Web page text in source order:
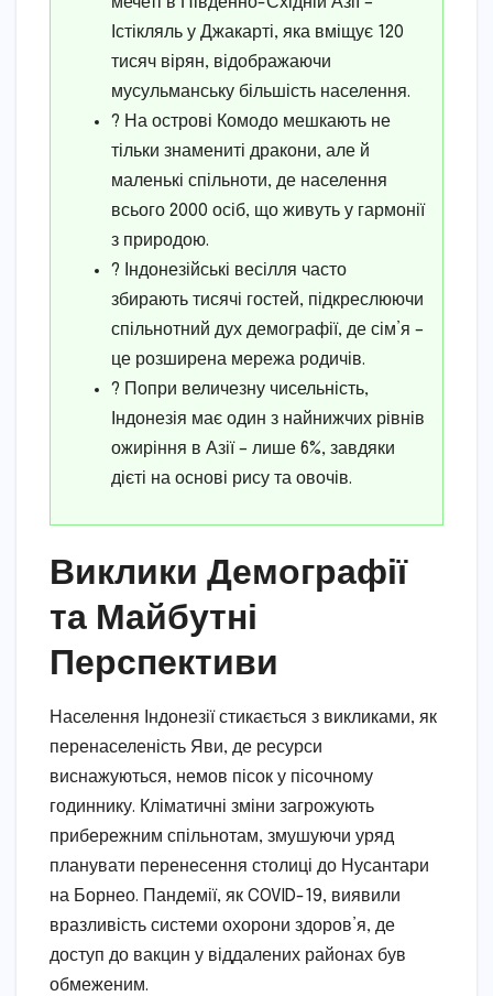
Істікляль у Джакарті, яка вміщує 120
тисяч вірян, відображаючи
мусульманську більшість населення.
? На острові Комодо мешкають не
тільки знамениті дракони, але й
маленькі спільноти, де населення
всього 2000 осіб, що живуть у гармонії
з природою.
? Індонезійські весілля часто
збирають тисячі гостей, підкреслюючи
спільнотний дух демографії, де сім’я –
це розширена мережа родичів.
? Попри величезну чисельність,
Індонезія має один з найнижчих рівнів
ожиріння в Азії – лише 6%, завдяки
дієті на основі рису та овочів.
Виклики Демографії
та Майбутні
Перспективи
Населення Індонезії стикається з викликами, як
перенаселеність Яви, де ресурси
виснажуються, немов пісок у пісочному
годиннику. Кліматичні зміни загрожують
прибережним спільнотам, змушуючи уряд
планувати перенесення столиці до Нусантари
на Борнео. Пандемії, як COVID-19, виявили
вразливість системи охорони здоров’я, де
доступ до вакцин у віддалених районах був
обмеженим.